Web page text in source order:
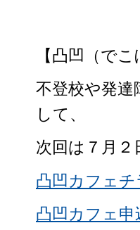
【凸凹（で
不登校や発
して、
次回は７月２
凸凹カフェチ
凸凹カフェ